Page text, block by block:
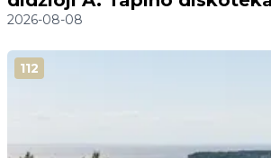
2026-08-08
112